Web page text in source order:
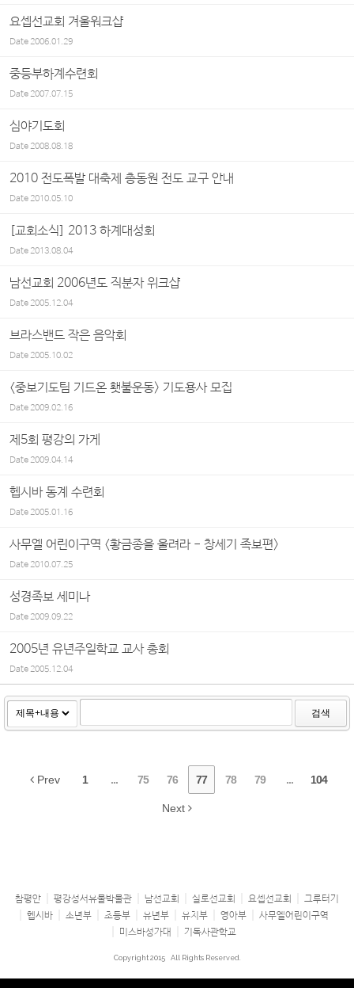
요셉선교회 겨울워크샵
Date2006.01.29
중등부하계수련회
Date2007.07.15
심야기도회
Date2008.08.18
2010 전도폭발 대축제 총동원 전도 교구 안내
Date2010.05.10
[교회소식] 2013 하계대성회
Date2013.08.04
남선교회 2006년도 직분자 위크샵
Date2005.12.04
브라스밴드 작은 음악회
Date2005.10.02
<중보기도팀 기드온 횃불운동> 기도용사 모집
Date2009.02.16
제5회 평강의 가게
Date2009.04.14
헵시바 동계 수련회
Date2005.01.16
사무엘 어린이구역 <황금종을 울려라 - 창세기 족보편>
Date2010.07.25
성경족보 세미나
Date2009.09.22
2005년 유년주일학교 교사 총회
Date2005.12.04
검색
Prev 1 ... 75 76 77 78 79 ... 104
Next
참평안 평강성서유물박물관 남선교회 실로선교회 요셉선교회
그루터기
헵시바
소년부 초등부 유년부 유치부 영아부
사무엘어린이구역
미스바성가대
기독사관학교
Copyright 2015 All Rights Reserved.